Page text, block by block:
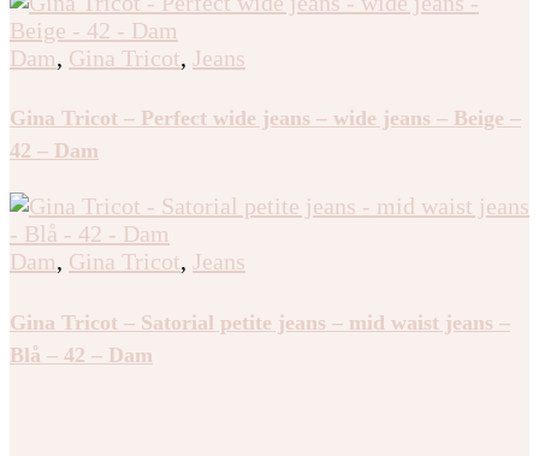
Dam, Gina Tricot, Jeans
Gina Tricot – Perfect wide jeans – wide jeans – Beige –
42 – Dam
Dam, Gina Tricot, Jeans
Gina Tricot – Satorial petite jeans – mid waist jeans –
Blå – 42 – Dam